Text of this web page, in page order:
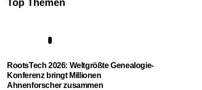
Top Themen
RootsTech 2026: Weltgrößte Genealogie-
Konferenz bringt Millionen
Ahnenforscher zusammen